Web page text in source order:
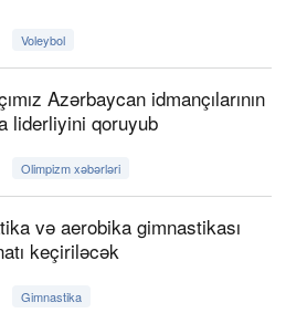
Voleybol
Azərbaycan idmançılarının
liderliyini qoruyub
Olimpizm xəbərləri
və aerobika gimnastikası
keçiriləcək
Gimnastika